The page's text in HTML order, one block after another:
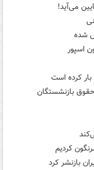
می‌آید!
شده
اسپور
کرده است
بازنشستگان
بازنشر کرد